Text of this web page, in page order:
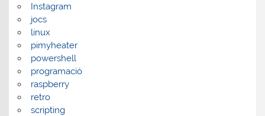
Instagram
jocs
linux
pimyheater
powershell
programació
raspberry
retro
scripting